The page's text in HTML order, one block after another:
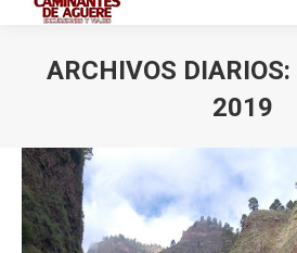
ARCHIVOS DIARIOS:
2019